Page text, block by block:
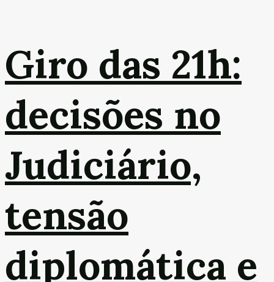
Giro das 21h:
decisões no
Judiciário,
tensão
diplomática e